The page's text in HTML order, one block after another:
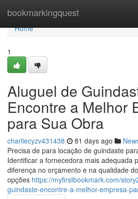
bookmarkingquest
Home
Home
1
Aluguel de
Encontre a Melhor
para Sua Obra
charliecyzv431438 81 days ago
Precisa de para locação de guindaste
Identificar a fornecedora mais adequada
diferença no orçamento e na qualidade
opções https://myfirstbookmark.com/
guindaste-encontre-a-melhor-empresa-